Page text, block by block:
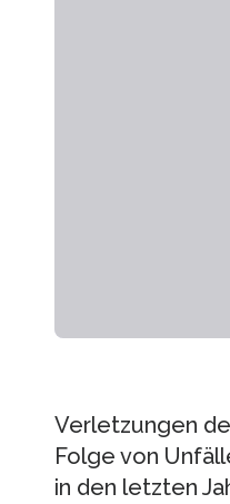
Verletzungen
Folge von
in den letzten